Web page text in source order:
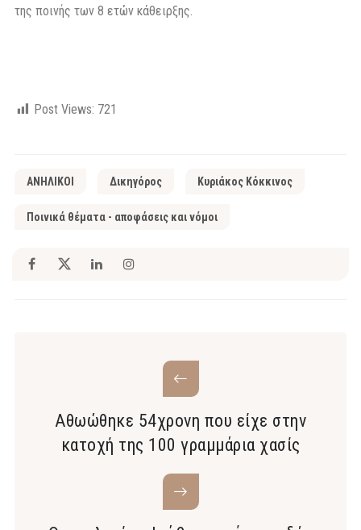
της ποινής των 8 ετών κάθειρξης.
Post Views: 721
ΑΝΗΛΙΚΟΙ Δικηγόρος Κυριάκος Κόκκινος
Ποινικά θέματα - αποφάσεις και νόμοι
Αθωώθηκε 54χρονη που είχε στην
κατοχή της 100 γραμμάρια χασίς